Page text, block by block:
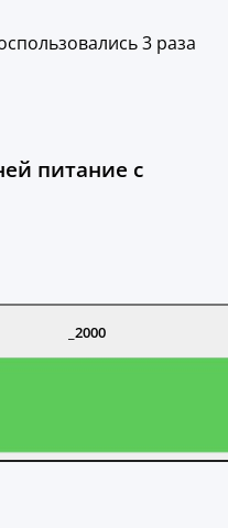
3 раза
питание с
_2000